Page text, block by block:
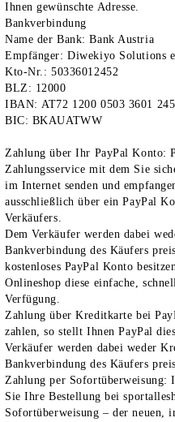
Ihnen gewünschte Adresse.
Bankverbindung
Name der Bank: Bank Austria
Empfänger: Diwekiyo Solutions
Kto-Nr.:50336012452
BLZ: 12000
IBAN:AT72 1200 0503 3601
BIC: BKAUATWW
Zahlung über Ihr PayPal Konto:
Zahlungsservice mit dem Sie
im Internet senden und
ausschließlich über ein PayPal
Verkäufers.
Dem Verkäufer werden dabei
Bankverbindung des Käufers
kostenloses PayPal Konto
Onlineshop diese einfache,
Verfügung.
Zahlung über Kreditkarte bei
zahlen, so stellt Ihnen PayPal
Verkäufer werden dabei weder
Bankverbindung des Käufers
Zahlung per Sofortüberweisung:
Sie Ihre Bestellung bei
Sofortüberweisung – der neuen,